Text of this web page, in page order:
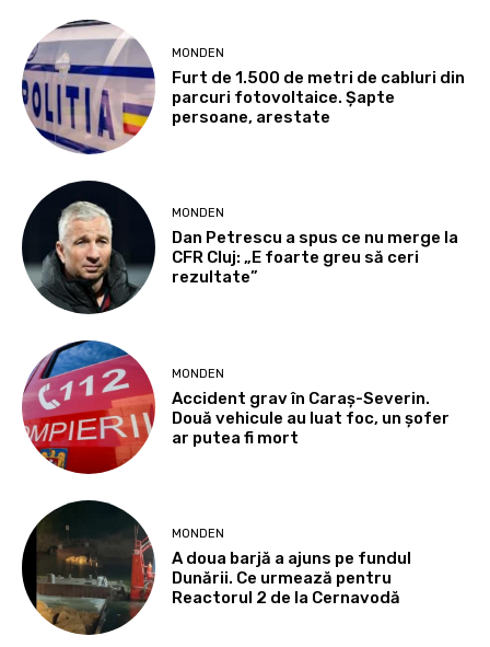
MONDEN
Furt de 1.500 de metri de cabluri din
parcuri fotovoltaice. Șapte
persoane, arestate
MONDEN
Dan Petrescu a spus ce nu merge la
CFR Cluj: „E foarte greu să ceri
rezultate”
MONDEN
Accident grav în Caraș-Severin.
Două vehicule au luat foc, un șofer
ar putea fi mort
MONDEN
A doua barjă a ajuns pe fundul
Dunării. Ce urmează pentru
Reactorul 2 de la Cernavodă